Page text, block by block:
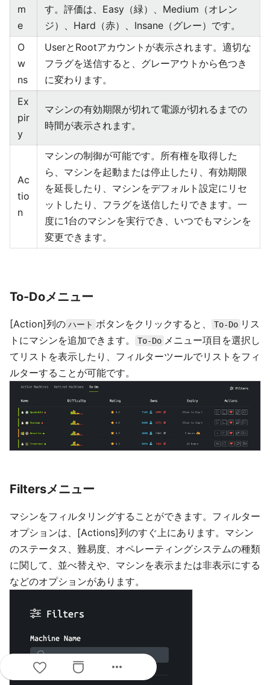
m
e
す。評価は、Easy（緑）、Medium（オレン
ジ）、Hard（赤）、Insane（グレー）です。
O
w
ns
UserとRootアカウントが表示されます。適切な
フラグを送信すると、グレーアウトから色つき
に変わります。
Ex
pir
y
マシンの有効期限が切れて電源が切れるまでの
時間が表示されます。
Ac
tio
n
マシンの制御が可能です。所有権を取得した
ら、マシンを起動または停止したり、有効期限
を延長したり、マシンをデフォルト設定にリセ
ットしたり、フラグを送信したりできます。一
度に1台のマシンを実行でき、いつでもマシンを
変更できます。
To-Doメニュー
[Action]列の ハート ボタンをクリックすると、 To-Do リス
トにマシンを追加できます。
To-Do メニュー項目を選択し
てリストを表示したり、フィルターツールでリストをフィ
ルターすることが可能です。
Filtersメニュー
マシンをフィルタリングすることができます。フィルター
オプションは、[Actions]列のすぐ上にあります。マシン
のステータス、難易度、オペレーティングシステムの種類
に関して、並べ替えや、マシンを表示または非表示にする
などのオプションがあります。
more_horiz